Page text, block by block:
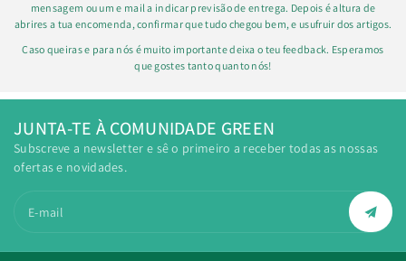
mensagem ou um e mail a indicar previsão de entrega. Depois é altura de
abrires a tua encomenda, confirmar que tudo chegou bem, e usufruir dos artigos.
Caso queiras e para nós é muito importante deixa o teu feedback. Esperamos
que gostes tanto quanto nós!
JUNTA-TE À COMUNIDADE GREEN
Subscreve a newsletter e sê o primeiro a receber todas as nossas
ofertas e novidades.
E-mail